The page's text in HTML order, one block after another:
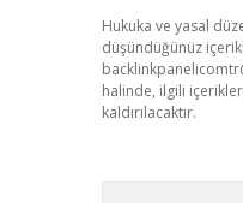
Hukuka ve yasal
düşündüğünüz
halinde, ilgili
kaldırılacaktır.